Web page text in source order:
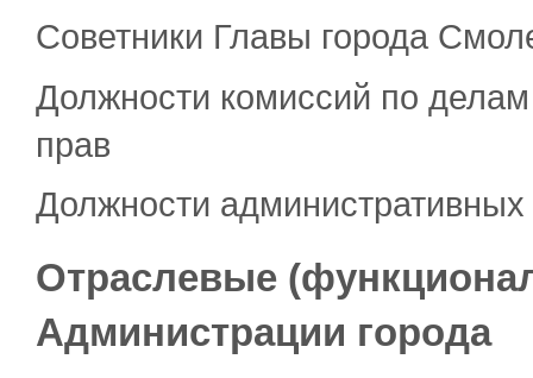
Советники Главы города
Должности комиссий по
прав
Должности
Отраслевые
Администрации города